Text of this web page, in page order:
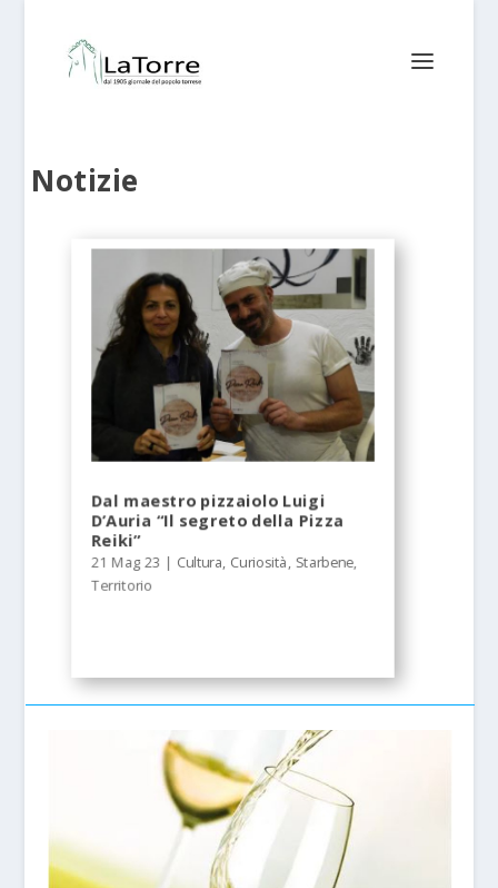
Notizie
Dal maestro pizzaiolo Luigi
D’Auria “Il segreto della Pizza
Reiki”
21 Mag 23 | Cultura, Curiosità,Starbene,
Territorio